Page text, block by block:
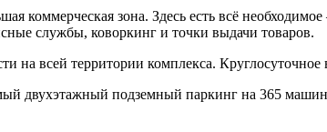
коммерческая зона. Здесь есть всё
службы, коворкинг и точки выдачи товаров.
на всей территории комплекса. Круглосуточное
двухэтажный подземный паркинг на 365